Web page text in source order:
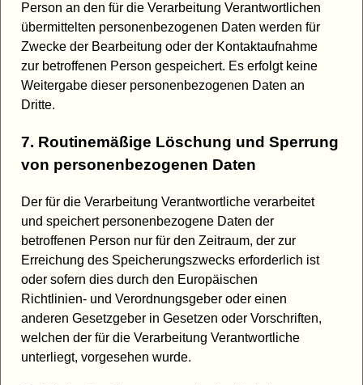
Person an den für die Verarbeitung Verantwortlichen
übermittelten personenbezogenen Daten werden für
Zwecke der Bearbeitung oder der Kontaktaufnahme
zur betroffenen Person gespeichert. Es erfolgt keine
Weitergabe dieser personenbezogenen Daten an
Dritte.
7. Routinemäßige Löschung und Sperrung
von personenbezogenen Daten
Der für die Verarbeitung Verantwortliche verarbeitet
und speichert personenbezogene Daten der
betroffenen Person nur für den Zeitraum, der zur
Erreichung des Speicherungszwecks erforderlich ist
oder sofern dies durch den Europäischen
Richtlinien- und Verordnungsgeber oder einen
anderen Gesetzgeber in Gesetzen oder Vorschriften,
welchen der für die Verarbeitung Verantwortliche
unterliegt, vorgesehen wurde.